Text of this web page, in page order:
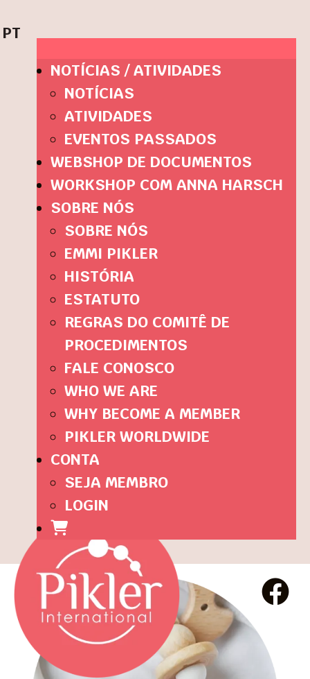
NOTÍCIAS / ATIVIDADES
NOTÍCIAS
ATIVIDADES
EVENTOS PASSADOS
WEBSHOP DE DOCUMENTOS
WORKSHOP COM ANNA HARSCH
SOBRE NÓS
SOBRE NÓS
EMMI PIKLER
HISTÓRIA
ESTATUTO
REGRAS DO COMITÊ DE
PROCEDIMENTOS
FALE CONOSCO
WHO WE ARE
WHY BECOME A MEMBER
PIKLER WORLDWIDE
CONTA
SEJA MEMBRO
LOGIN
PT